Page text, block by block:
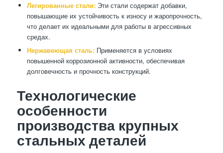
Легированные стали:Эти стали содержат добавки,
повышающие их устойчивость к износу и жаропрочность,
что делает их идеальными для работы в агрессивных
средах.
Нержавеющая сталь:Применяется в условиях
повышенной коррозионной активности, обеспечивая
долговечность и прочность конструкций.
Технологические
особенности
производства крупных
стальных деталей